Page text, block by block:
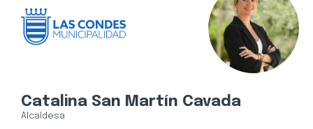
Catalina San Martín Cavada
Alcaldesa